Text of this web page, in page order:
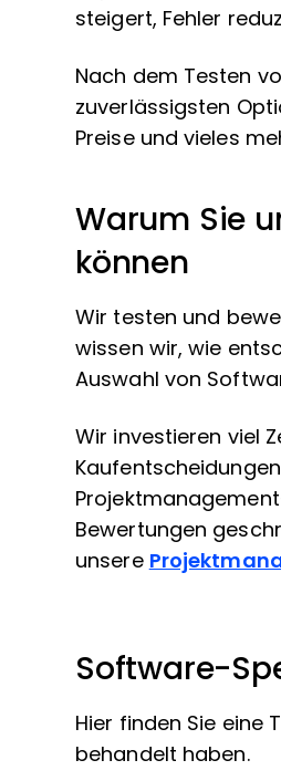
steigert, Fehler
Nach dem Testen
zuverlässigsten
Preise und vieles
Warum Sie
können
Wir testen und
wissen wir, wie
Auswahl von
Wir investieren viel
Bewertungen
unsere
Software-
Hier finden Sie eine
behandelt haben.